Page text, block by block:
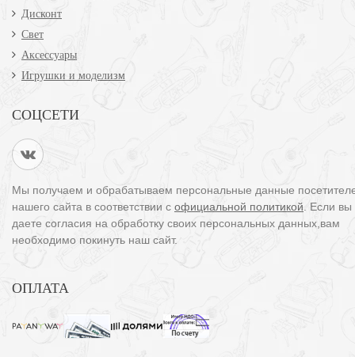
Дисконт
Свет
Аксессуары
Игрушки и моделизм
СОЦСЕТИ
Мы получаем и обрабатываем персональные данные
нашего сайта в соответствии с официальной политикой . Если
даете согласия на обработку своих персональных данных,вам
необходимо покинуть наш сайт.
ОПЛАТА